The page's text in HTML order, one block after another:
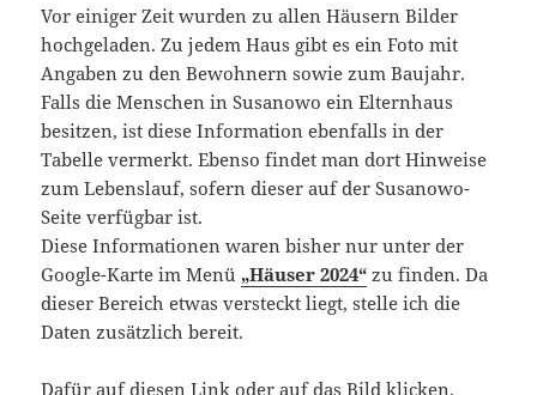
Vor einiger Zeit wurden zu allen Häusern Bilder
hochgeladen. Zu jedem Haus gibt es ein Foto mit
Angaben zu den Bewohnern sowie zum Baujahr.
Falls die Menschen in Susanowo ein Elternhaus
besitzen, ist diese Information ebenfalls in der
Tabelle vermerkt. Ebenso findet man dort Hinweise
zum Lebenslauf, sofern dieser auf der Susanowo-
Seite verfügbar ist.
Diese Informationen waren bisher nur unter der
Google-Karte im Menü „Häuser 2024“ zu finden. Da
dieser Bereich etwas versteckt liegt, stelle ich die
Daten zusätzlich bereit.
Dafür auf diesen Link oder auf das Bild klicken.